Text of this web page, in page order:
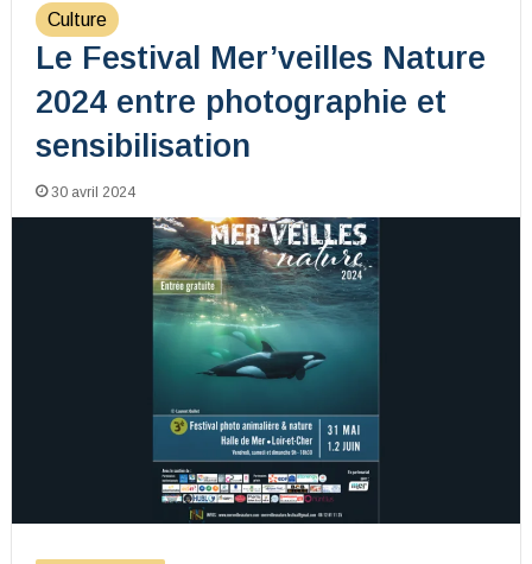
Culture
Le Festival Mer’veilles Nature
2024 entre photographie et
sensibilisation
30 avril 2024